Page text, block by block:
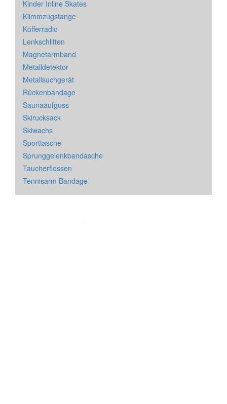
Kinder Inline Skates
Klimmzugstange
Kofferradio
Lenkschlitten
Magnetarmband
Metalldetektor
Metallsuchgerät
Rückenbandage
Saunaaufguss
Skirucksack
Skiwachs
Sporttasche
Sprunggelenkbandasche
Taucherflossen
Tennisarm Bandage